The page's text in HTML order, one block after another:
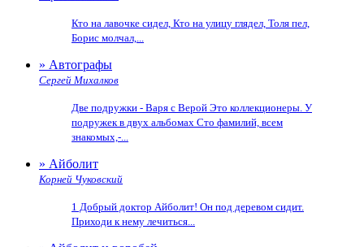
Кто на лавочке сидел, Кто на улицу глядел, Толя пел,
Борис молчал,...
» Автографы
Сергей Михалков
Две подружки - Варя с Верой Это коллекционеры. У
подружек в двух альбомах Сто фамилий, всем
знакомых,-...
» Айболит
Корней Чуковский
1 Добрый доктор Айболит! Он под деревом сидит.
Приходи к нему лечиться...